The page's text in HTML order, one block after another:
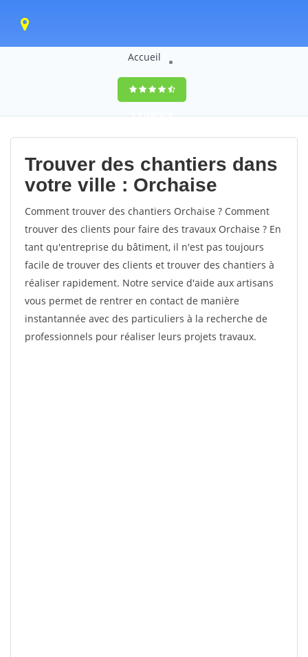
Accueil
9,5(100%)0
votes
Trouver des chantiers dans
votre ville : Orchaise
Comment trouver des chantiers Orchaise ? Comment
trouver des clients pour faire des travaux Orchaise ? En
tant qu'entreprise du bâtiment, il n'est pas toujours
facile de trouver des clients et trouver des chantiers à
réaliser rapidement. Notre service d'aide aux artisans
vous permet de rentrer en contact de manière
instantannée avec des particuliers à la recherche de
professionnels pour réaliser leurs projets travaux.